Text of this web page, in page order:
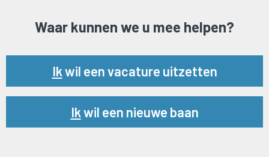
Waar kunnen we u mee helpen?
Ikwil een vacature uitzetten
Ikwil een nieuwe baan